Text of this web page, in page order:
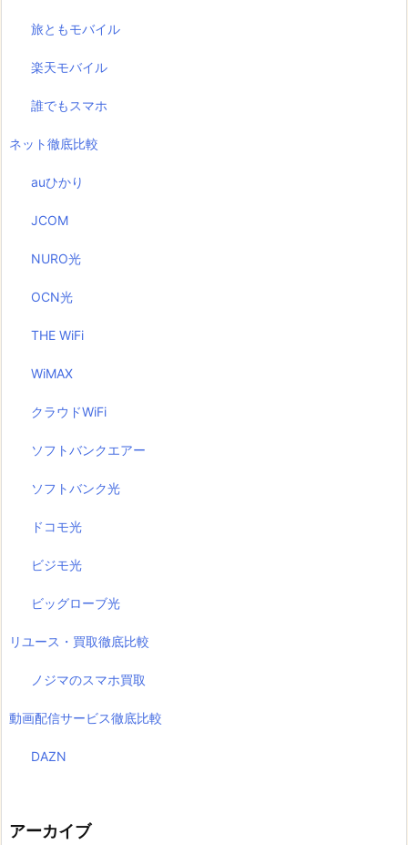
旅ともモバイル
楽天モバイル
誰でもスマホ
ネット徹底比較
auひかり
JCOM
NURO光
OCN光
THE WiFi
WiMAX
クラウドWiFi
ソフトバンクエアー
ソフトバンク光
ドコモ光
ビジモ光
ビッグローブ光
リユース・買取徹底比較
ノジマのスマホ買取
動画配信サービス徹底比較
DAZN
アーカイブ